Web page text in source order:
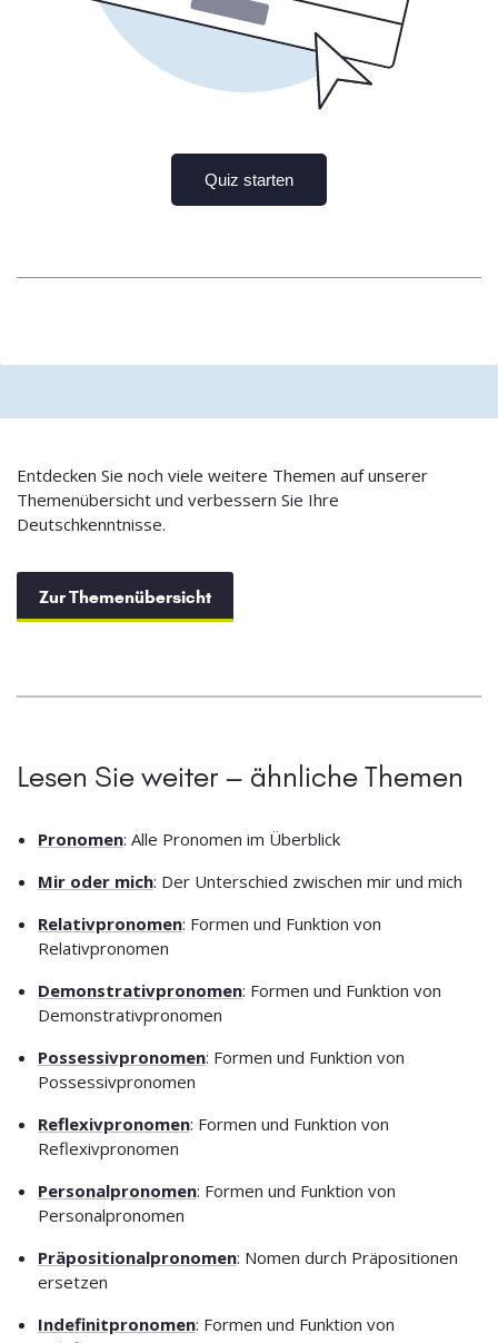
Entdecken Sie noch viele weitere Themen auf unserer
Themenübersicht und verbessern Sie Ihre
Deutschkenntnisse.
Zur Themenübersicht
Lesen Sie weiter – ähnliche Themen
Pronomen: Alle Pronomen im Überblick
Mir oder mich: Der Unterschied zwischen mir und mich
Relativpronomen: Formen und Funktion von
Relativpronomen
Demonstrativpronomen: Formen und Funktion von
Demonstrativpronomen
Possessivpronomen: Formen und Funktion von
Possessivpronomen
Reflexivpronomen: Formen und Funktion von
Reflexivpronomen
Personalpronomen: Formen und Funktion von
Personalpronomen
Präpositionalpronomen: Nomen durch Präpositionen
ersetzen
Indefinitpronomen: Formen und Funktion von